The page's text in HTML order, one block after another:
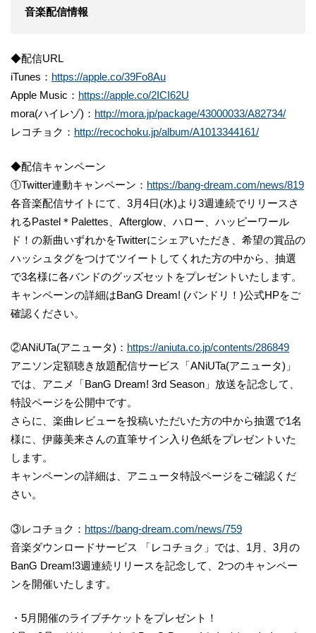
音楽配信情報
◆配信URL
iTunes： https://apple.co/39Fo8Au
Apple Music： https://apple.co/2ICI62U
mora(ハイレゾ)： http://mora.jp/package/43000033/A82734/
レコチョク： http://recochoku.jp/album/A1013344161/
◆配信キャンペーン
①Twitter連動キャンペーン： https://bang-dream.com/news/819
各音楽配信サイトにて、3月4日(水)より3週連続でリリースさ
れるPastel＊Palettes、Afterglow、ハロー、ハッピーワール
ド！の新曲いずれかをTwitterにシェアいただき、希望の賞品の
ハッシュタグをつけてツイートしてくれた方の中から、抽選
で3名様に各バンドのグッズセットをプレゼントいたします。
キャンペーンの詳細はBanG Dream! (バンドリ！)公式HPをご
確認ください。
②ANiUTa(アニュータ)： https://aniuta.co.jp/contents/286849
アニソン定額聴き放題配信サービス「ANiUTa(アニュータ)」
では、アニメ「BanG Dream! 3rd Season」放送を記念して、
特設ページを公開中です。
さらに、楽曲レビューを投稿いただいた方の中から抽選で1名
様に、伊藤美来さんの直筆サイン入り色紙をプレゼントいた
します。
キャンペーンの詳細は、アニュータ特設ページをご確認くだ
さい。
③レコチョク： https://bang-dream.com/news/759
音楽ダウンロードサービス 「レコチョク」では、1月、3月の
BanG Dream!3週連続リリースを記念して、2つのキャンペー
ンを開催いたします。
・5月開催のライブチケットをプレゼント！